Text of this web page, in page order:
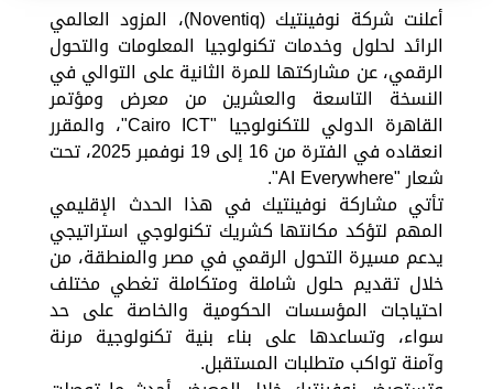
أعلنت شركة نوفينتيك (Noventiq)، المزود العالمي
الرائد لحلول وخدمات تكنولوجيا المعلومات والتحول
الرقمي، عن مشاركتها للمرة الثانية على التوالي في
النسخة التاسعة والعشرين من معرض ومؤتمر
القاهرة الدولي للتكنولوجيا "Cairo ICT"، والمقرر
انعقاده في الفترة من 16 إلى 19 نوفمبر 2025، تحت
شعار "AI Everywhere".
تأتي مشاركة نوفينتيك في هذا الحدث الإقليمي
المهم لتؤكد مكانتها كشريك تكنولوجي استراتيجي
يدعم مسيرة التحول الرقمي في مصر والمنطقة، من
خلال تقديم حلول شاملة ومتكاملة تغطي مختلف
احتياجات المؤسسات الحكومية والخاصة على حد
سواء، وتساعدها على بناء بنية تكنولوجية مرنة
وآمنة تواكب متطلبات المستقبل.